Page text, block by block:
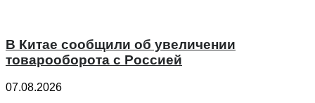
В Китае сообщили об увеличении
товарооборота с Россией
07.08.2026